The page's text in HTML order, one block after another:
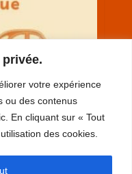
votre expérience
ou des contenus
En cliquant sur « Tout
des cookies.